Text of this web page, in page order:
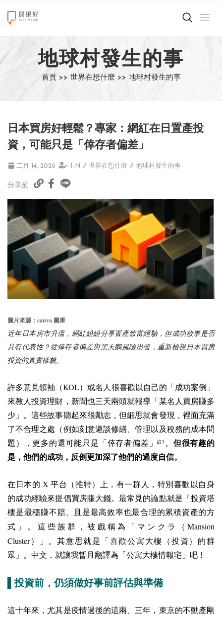
來點正能量
世界在想什麼
創造美好生活
職場商業經濟
影片專區
關於我們
地球村發生的事
首頁 >> 世界在想什麼 >> 地球村發生的事
日本買房好輕鬆？專家：網紅在日置產投
資，可能只是「倖存者偏差」
二月 14, 2026 TiN # 世界在想什麼 # 地球村發生的事
分享至 :
圖片來源： canva 圖庫
近年日本房市升溫，網紅紛紛分享置產致富經驗，但成功故事是否
具有代表性？從倖存者偏差與黑天鵝風險出發，重新檢視日本買房
投資的真實樣貌。
許多意見領袖（KOL）或名人很喜歡以自己的「成功案例」
來教人投資理財，新聞也三天兩頭就報導「某名人買房賺多
少」。這些故事聽起來很勵志，但細思就會發現，裡面充滿
了不合理之處（例如刻意避談修繕、管理以及稅務的成本問
題），更多的還可能只是「倖存者偏差」註1 。 但很有趣的
是，他們的成功，反倒更加深了他們的過度自信。
在日本的 X 平台（推特）上，有一群人，特別喜歡以自身
的成功經驗來提倡買房賺大錢。最常見的論點就是「投資塔
樓是最穩賺不賠、且是最高效率也最合理的累積資產的方
式」。這些族群，被戲稱為「マンクラ（ Mansion
Cluster）」。其意思就是「喜歡公寓大樓（投資）的群
眾」。中文，就讓我暫且翻譯為「公寓大樓情報宅」吧！
▌投資前，仍須做好事前評估與準備
這十年來，尤其是疫情過後的這兩、三年，東京的不動產剛